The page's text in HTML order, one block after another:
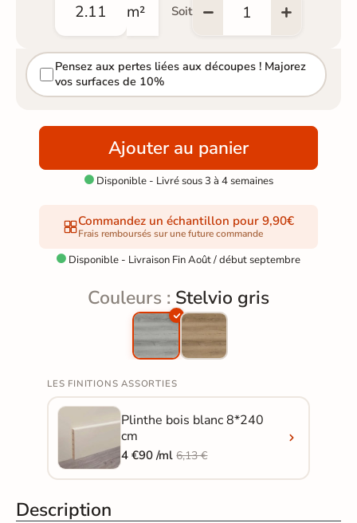
m² Soit
Pensez aux pertes liées aux découpes ! Majorez
vos surfaces de 10%
Ajouter au panier
Disponible - Livré sous 3 à 4 semaines
Commandez un échantillon pour 9,90€
Frais remboursés sur une future commande
 Disponible - Livraison Fin Août / début septembre
Couleurs : Stelvio gris
LES FINITIONS ASSORTIES
Plinthe bois blanc 8*240
cm
4 €90 /ml6,13 €
Description